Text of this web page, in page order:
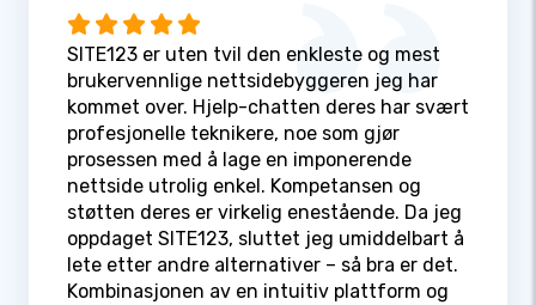
SITE123 er uten tvil den enkleste og mest
brukervennlige nettsidebyggeren jeg har
kommet over. Hjelp-chatten deres har svært
profesjonelle teknikere, noe som gjør
prosessen med å lage en imponerende
nettside utrolig enkel. Kompetansen og
støtten deres er virkelig enestående. Da jeg
oppdaget SITE123, sluttet jeg umiddelbart å
lete etter andre alternativer – så bra er det.
Kombinasjonen av en intuitiv plattform og